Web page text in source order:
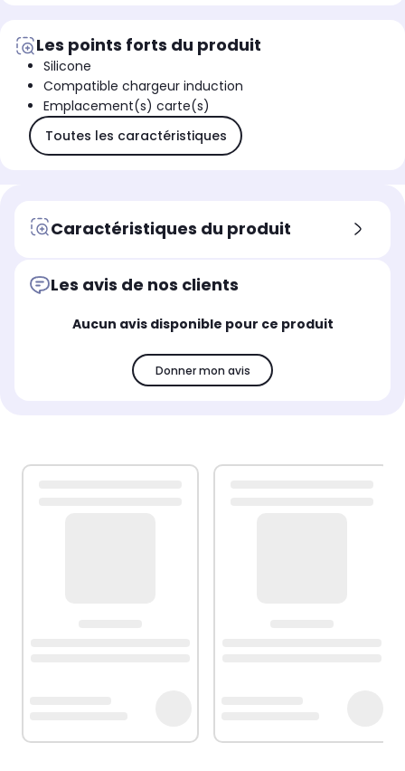
Les points forts du produit
Silicone
Compatible chargeur induction
Emplacement(s) carte(s)
Toutes les caractéristiques
Caractéristiques du produit
Les avis de nos clients
Aucun avis disponible pour ce produit
Donner mon avis